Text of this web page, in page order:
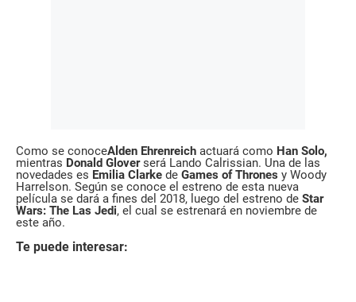
Como se conoceAlden Ehrenreich actuará como Han Solo,
mientras Donald Gloverserá Lando Calrissian. Una de las
novedades es Emilia Clarke de Games of Thrones y Woody
Harrelson. Según se conoce el estreno de esta nueva
película se dará a fines del 2018, luego del estreno de Star
Wars: The Las Jedi, el cual se estrenará en noviembre de
este año.
Te puede interesar: